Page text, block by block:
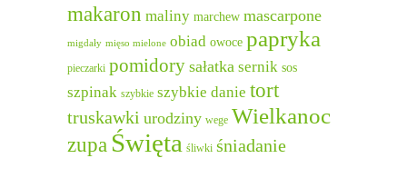
makaron maliny marchew mascarpone
migdały mięso mielone obiad owoce papryka
pieczarki pomidory sałatka sernik sos
szpinak szybkie szybkie danie tort
truskawki urodziny wege Wielkanoc
zupa Święta śliwki śniadanie